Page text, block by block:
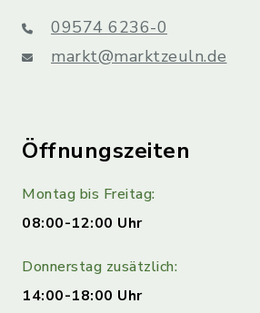
09574 6236-0
markt@marktzeuln.de
Öffnungszeiten
Montag bis Freitag:
08:00-12:00 Uhr
Donnerstag zusätzlich:
14:00-18:00 Uhr